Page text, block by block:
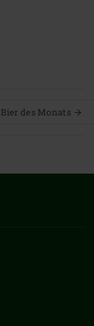
des Monats